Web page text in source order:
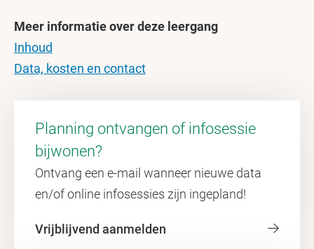
Meer informatie over deze leergang
Inhoud
Data, kosten en contact
Planning ontvangen of infosessie
bijwonen?
Ontvang een e-mail wanneer nieuwe data
en/of online infosessies zijn ingepland!
Vrijblijvend aanmelden